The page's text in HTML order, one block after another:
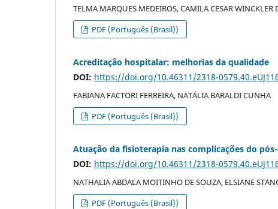
TELMA MARQUES MEDEIROS, CAMILA CESAR WINCKLER
PDF (Português (Brasil))
Acreditação hospitalar: melhorias da qualidade
DOI: https://doi.org/10.46311/2318-
FABIANA FACTORI FERREIRA, NATÁLIA BARALDI CUNHA
PDF (Português (Brasil))
Atuação da fisioterapia nas complicações do
DOI: https://doi.org/10.46311/2318-
NATHALIA ABDALA MOITINHO DE SOUZA, ELSIANE
PDF (Português (Brasil))